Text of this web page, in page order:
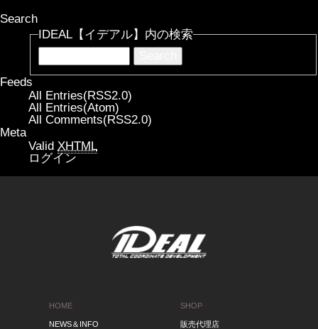
Search
IDEAL【イデアル】内の検索
Feeds
All Entries(RSS2.0)
All Entries(Atom)
All Comments(RSS2.0)
Meta
Valid XHTML
ログイン
HOME
NEWS＆INFO
SHOP
販売代理店